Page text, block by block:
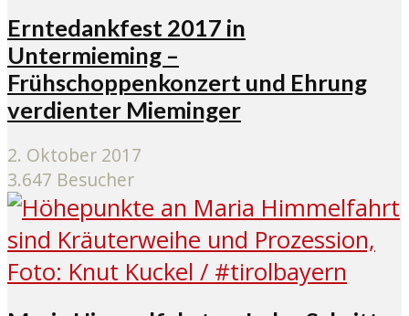
Erntedankfest 2017 in
Untermieming –
Frühschoppenkonzert und Ehrung
verdienter Mieminger
2. Oktober 2017
3.647 Besucher